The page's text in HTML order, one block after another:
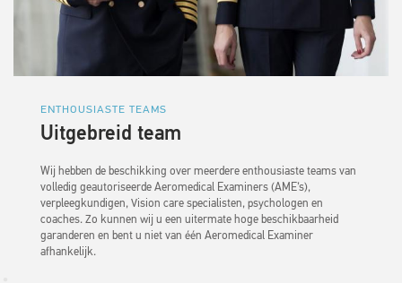
ENTHOUSIASTE TEAMS
Uitgebreid team
Wij hebben de beschikking over meerdere enthousiaste teams van
volledig geautoriseerde Aeromedical Examiners (AME’s),
verpleegkundigen, Vision care specialisten, psychologen en
coaches. Zo kunnen wij u een uitermate hoge beschikbaarheid
garanderen en bent u niet van één Aeromedical Examiner
afhankelijk.